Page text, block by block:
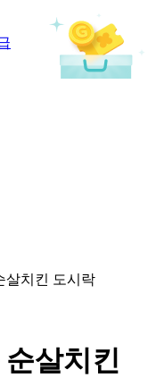
살치킨 도시락
살치킨